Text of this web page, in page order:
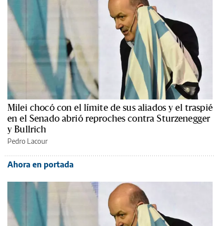
Milei chocó con el límite de sus aliados y el traspié
en el Senado abrió reproches contra Sturzenegger
y Bullrich
Pedro Lacour
Ahora en portada